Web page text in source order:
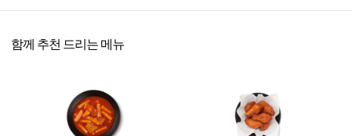
함께 추천 드리는 메뉴